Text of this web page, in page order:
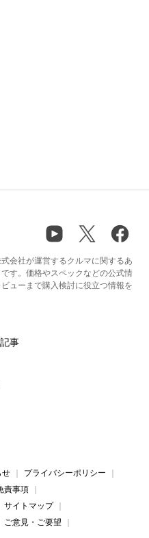
会社が運営するクルマに関するあ
す。価格やスペックなどの公式情
ューまで購入検討に役立つ情報を
事
せ
プライバシーポリシー
責事項
サイトマップ
ご意見・ご要望